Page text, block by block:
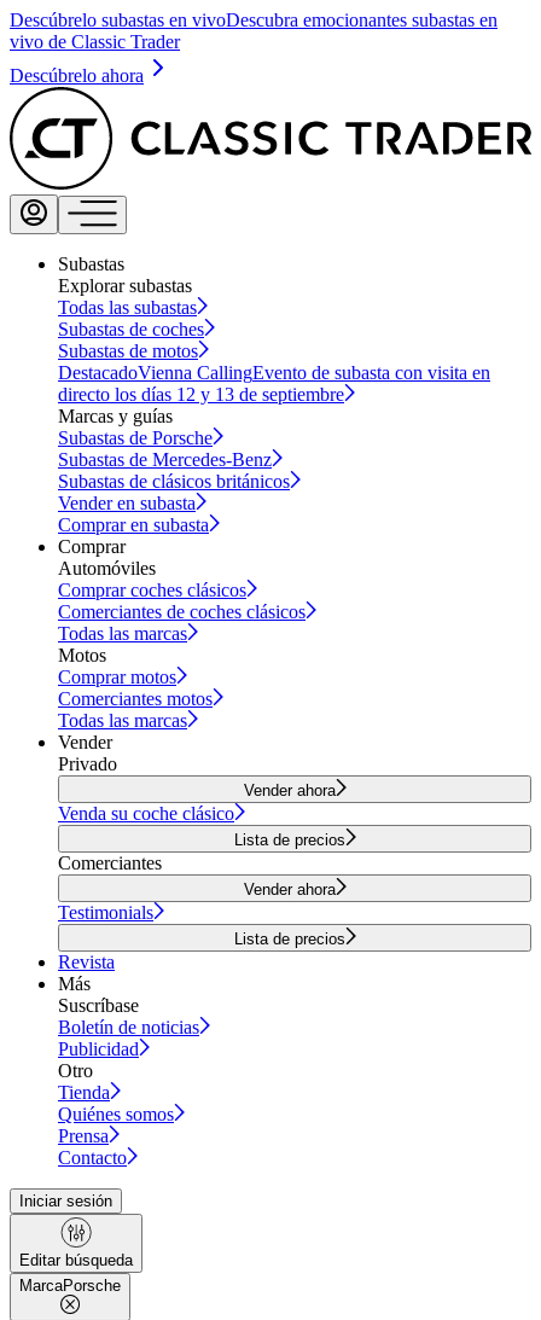
Descúbrelo subastas en vivoDescubra emocionantes subastas en
vivo de Classic Trader
Descúbrelo ahora
Subastas
Explorar subastas
Todas las subastas
Subastas de coches
Subastas de motos
DestacadoVienna CallingEvento de subasta con visita en
directo los días 12 y 13 de septiembre
Marcas y guías
Subastas de Porsche
Subastas de Mercedes-Benz
Subastas de clásicos británicos
Vender en subasta
Comprar en subasta
Comprar
Automóviles
Comprar coches clásicos
Comerciantes de coches clásicos
Todas las marcas
Motos
Comprar motos
Comerciantes motos
Todas las marcas
Vender
Privado
Vender ahora
Venda su coche clásico
Lista de precios
Comerciantes
Vender ahora
Testimonials
Lista de precios
Revista
Más
Suscríbase
Boletín de noticias
Publicidad
Otro
Tienda
Quiénes somos
Prensa
Contacto
Iniciar sesión
Editar búsqueda
MarcaPorsche